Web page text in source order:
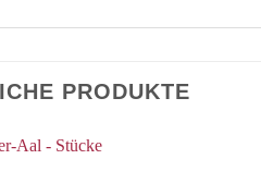
PRODUKTE